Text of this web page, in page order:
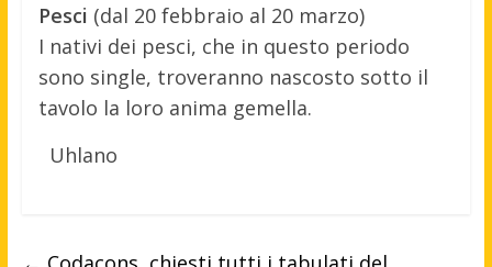
Pesci (dal 20 febbraio al 20 marzo)
I nativi dei pesci, che in questo periodo
sono single, troveranno nascosto sotto il
tavolo la loro anima gemella.
Uhlano